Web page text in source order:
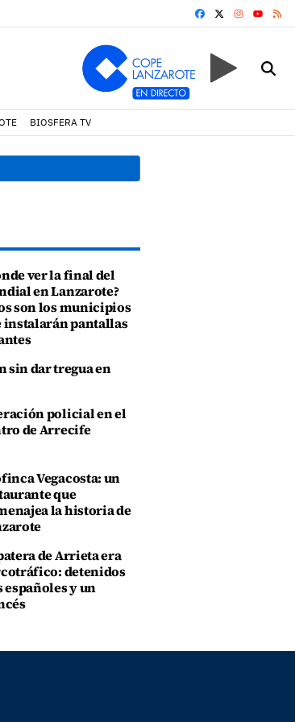
FACEBOOK
YOUTUBE
BIOSFERA TV
anomalías en contratos festivos
ver la final del
en Lanzarote?
son los municipios
instalarán pantallas
sin dar tregua en
policial en el
de Arrecife
Vegacosta: un
que
la historia de
de Arrieta era
detenidos
españoles y un